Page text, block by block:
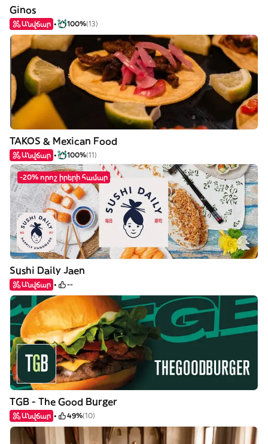
Ginos
Անվճար 100%(13)
TAKOS & Mexican Food
Անվճար 100%(11)
-20% որոշ իրերի համար
Sushi Daily Jaen
Անվճար --
TGB - The Good Burger
Անվճար 49%(10)